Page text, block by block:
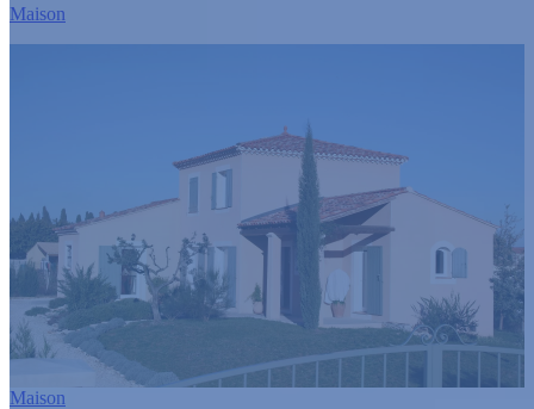
Maison
Maison